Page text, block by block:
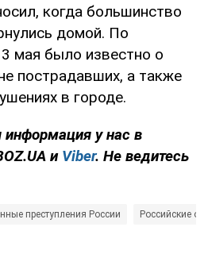
когда большинство
домой. По
мая было известно о
пострадавших, а также
в городе.
информация у нас в
и Viber. Не ведитесь
преступления России Российские